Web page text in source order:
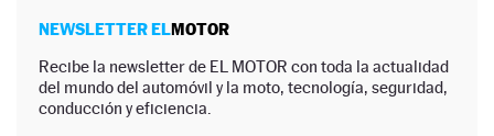
NEWSLETTER ELMOTOR
Recibe la newsletter de EL MOTOR con toda la actualidad
del mundo del automóvil y la moto, tecnología, seguridad,
conducción y eficiencia.